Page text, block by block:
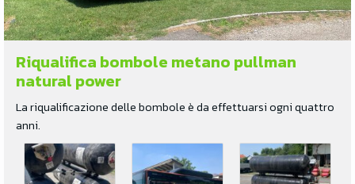
Riqualifica bombole metano pullman
natural power
La riqualificazione delle bombole è da effettuarsi ogni quattro
anni.